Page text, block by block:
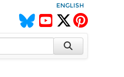
ENGLISH